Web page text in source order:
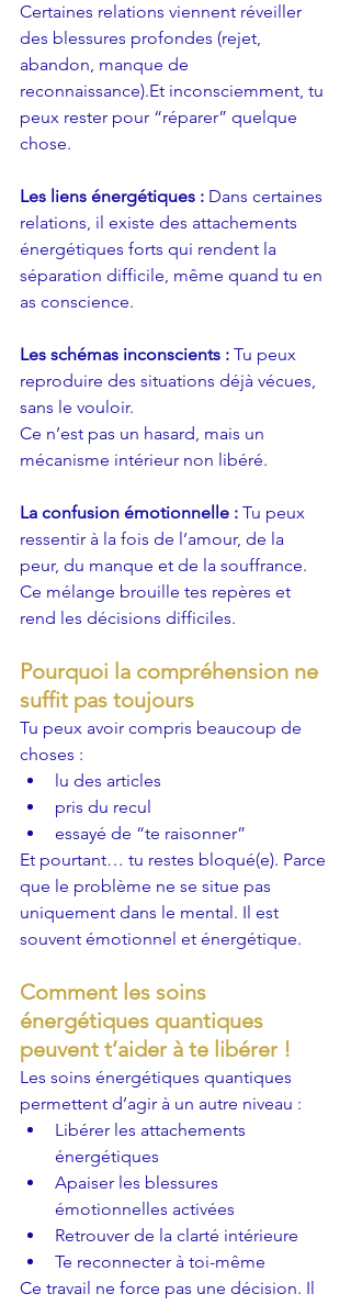
Certaines relations viennent réveiller
des blessures profondes (rejet,
abandon, manque de
reconnaissance).Et inconsciemment, tu
peux rester pour “réparer” quelque
chose.
Les liens énergétiques : Dans certaines
relations, il existe des attachements
énergétiques forts qui rendent la
séparation difficile, même quand tu en
as conscience.
Les schémas inconscients : Tu peux
reproduire des situations déjà vécues,
sans le vouloir.
Ce n’est pas un hasard, mais un
mécanisme intérieur non libéré.
La confusion émotionnelle : Tu peux
ressentir à la fois de l’amour, de la
peur, du manque et de la souffrance.
Ce mélange brouille tes repères et
rend les décisions difficiles.
Pourquoi la compréhension ne
suffit pas toujours
Tu peux avoir compris beaucoup de
choses :
lu des articles
pris du recul
essayé de “te raisonner”
Et pourtant… tu restes bloqué(e). Parce
que le problème ne se situe pas
uniquement dans le mental. Il est
souvent émotionnel et énergétique.
Comment les soins
énergétiques quantiques
peuvent t’aider à te libérer !
Les soins énergétiques quantiques
permettent d’agir à un autre niveau :
Libérer les attachements
énergétiques
Apaiser les blessures
émotionnelles activées
Retrouver de la clarté intérieure
Te reconnecter à toi-même
Ce travail ne force pas une décision. Il